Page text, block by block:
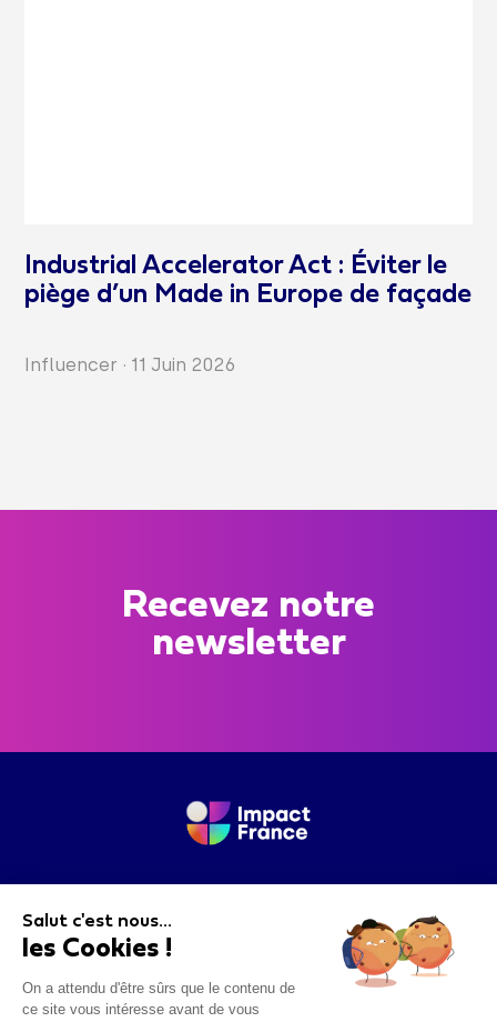
Industrial Accelerator Act : Éviter le
piège d’un Made in Europe de façade
Influencer · 11 Juin 2026
Recevez notre
newsletter
questionnaire suivant
Salut c'est nous...
les Cookies !
On a attendu d'être sûrs que le contenu de
ce site vous intéresse avant de vous